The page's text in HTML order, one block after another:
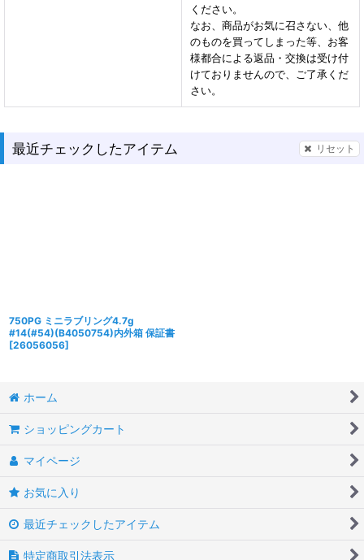
ください。
なお、商品がお気に召さない、他
のものを買ってしまった等、お客
様都合による返品・交換は受け付
けておりませんので、ご了承くだ
さい。
最近チェックしたアイテム リセット
750PG ミニラブリング4.7g
#14(#54)(B4050754)内外箱 保証書
[26056056]
ホーム
ショッピングカート
マイページ
お気に入り
最近チェックしたアイテム
特定商取引法表示